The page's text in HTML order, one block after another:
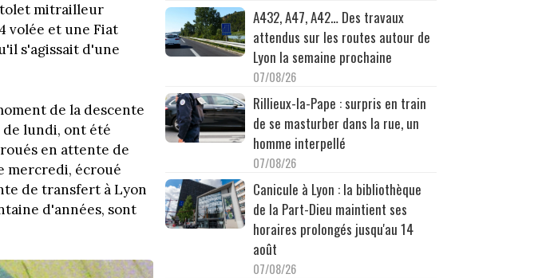
mitrailleur
volée et une Fiat
s'agissait d'une
de la descente
de lundi, ont été
en attente de
mercredi, écroué
de transfert à Lyon
d'années, sont
A432, A47, A42… Des travaux
attendus sur les routes autour de
Lyon la semaine prochaine
07/08/26
Rillieux-la-Pape : surpris en train
de se masturber dans la rue, un
homme interpellé
07/08/26
Canicule à Lyon : la bibliothèque
de la Part-Dieu maintient ses
horaires prolongés jusqu'au 14
août
07/08/26